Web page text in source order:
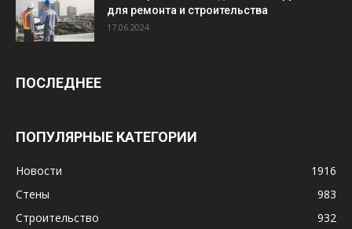
для ремонта и строительства
17.06.2024
ПОСЛЕДНЕЕ
ПОПУЛЯРНЫЕ КАТЕГОРИИ
Новости
1916
Стены
983
Строительство
932